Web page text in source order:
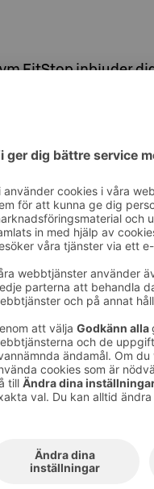
FitStop inbjuder
Ilves gym - FitStop
varje dag från 6:00
nyckelkort.
du behålla din
från Fysioline:
träningsbänkar
vikterna 1–15 kg
med vikterna 4–24 kg
tidningar att läsa och